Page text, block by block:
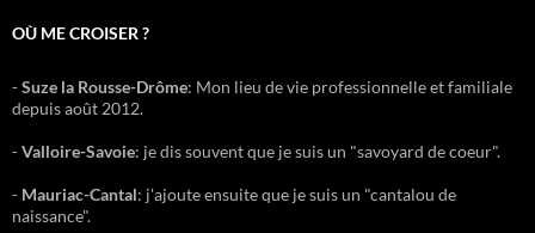
OÙ ME CROISER ?
-Suze la Rousse-Drôme: Mon lieu de vie professionnelle et familiale
depuis août 2012.
-Valloire-Savoie: je dis souvent que je suis un "savoyard de coeur".
- Mauriac-Cantal: j'ajoute ensuite que je suis un "cantalou de
naissance".